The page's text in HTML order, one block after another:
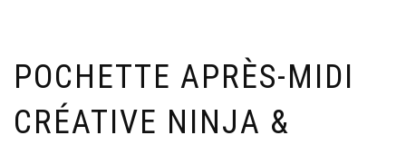
POCHETTE APRÈS-MIDI
CRÉATIVE NINJA &